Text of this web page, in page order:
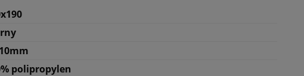
polipropylen